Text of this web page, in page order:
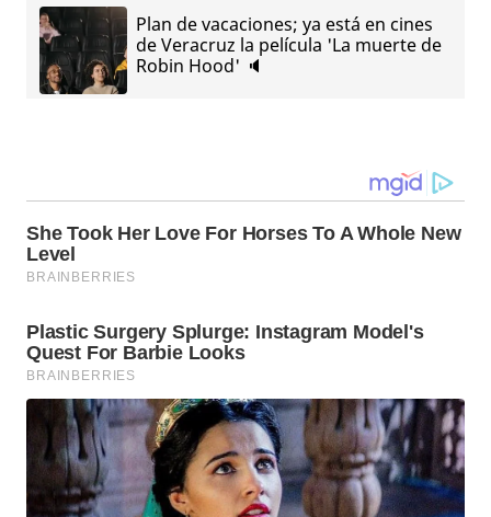
Plan de vacaciones; ya está en cines
de Veracruz la película 'La muerte de
Robin Hood' 🔈